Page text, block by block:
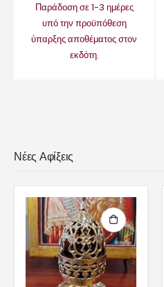
Παράδοση σε 1-3 ημέρες
υπό την προϋπόθεση
ύπαρξης αποθέματος στον
εκδότη.
Νέες Αφίξεις